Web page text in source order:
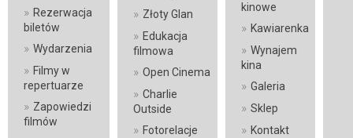
» Rezerwacja
biletów
» Wydarzenia
» Filmy w
repertuarze
» Zapowiedzi
filmów
» Złoty Glan
» Edukacja
filmowa
» Open Cinema
» Charlie
Outside
» Fotorelacje
kinowe
» Kawiarenka
» Wynajem
kina
» Galeria
» Sklep
» Kontakt